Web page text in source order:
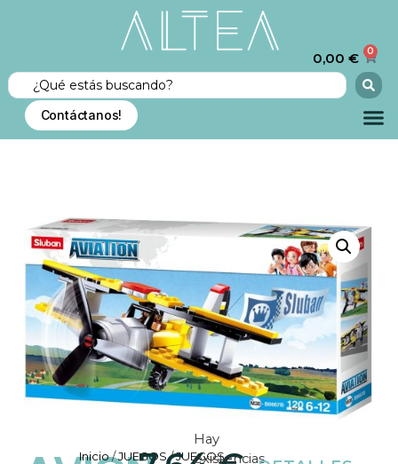
0,00 € 0
Contáctanos!
Inicio/JUEGOS/JUEGOS
Hay
existencias